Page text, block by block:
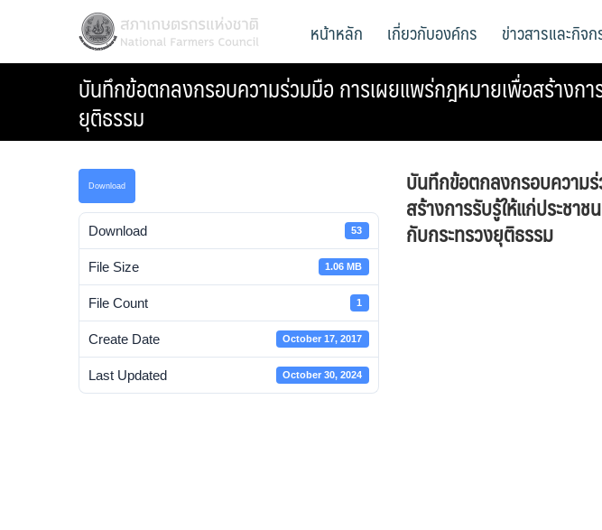
สภาเกษตรกรแห่งชาติ
National Farmers Council หน้าหลัก เกี่ยวกับองค์กร ข่าวสารและกิจ
บันทึกข้อตกลงกรอบความร่วมมือ การเผยแพร่กฎหมายเพื่อสร้างกา
ยุติธรรม
Download
Download 53
File Size 1.06 MB
File Count 1
Create Date October 17, 2017
Last Updated October 30, 2024
บันทึกข้อตกลงกรอบความ
สร้างการรับรู้ให้แก่ประชา
กับกระทรวงยุติธรรม